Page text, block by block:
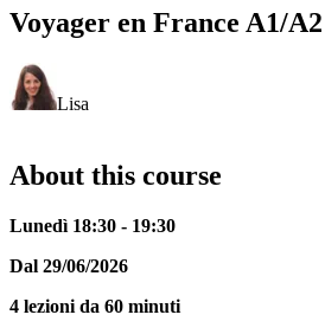
Voyager en France A1/A2
Lisa
About this course
Lunedì 18:30 - 19:30
Dal 29/06/2026
4 lezioni da 60 minuti